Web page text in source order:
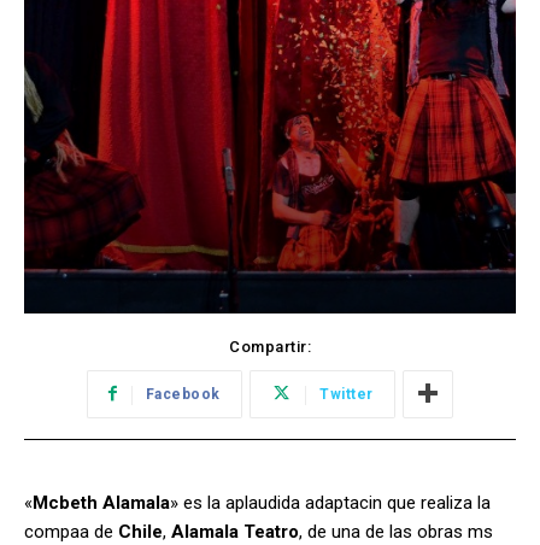
Compartir:
Facebook Twitter
«Mcbeth Alamala» es la aplaudida adaptacin que realiza la
compaa de Chile, Alamala Teatro, de una de las obras ms